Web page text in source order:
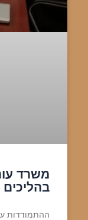
משרד
בהליכים
ההתמודדות